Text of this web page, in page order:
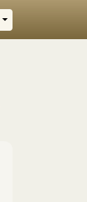
Выбрать область